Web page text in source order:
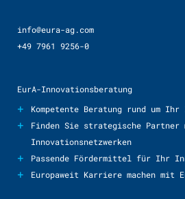
info@eura-ag.com
+49 7961 9256-0
EurA-Innovationsberatung
+ Kompetente Beratung rund um
+
Finden Sie strategische Partner
Innovationsnetzwerken
+ Passende Fördermittel für Ihr
+ Europaweit Karriere machen mit